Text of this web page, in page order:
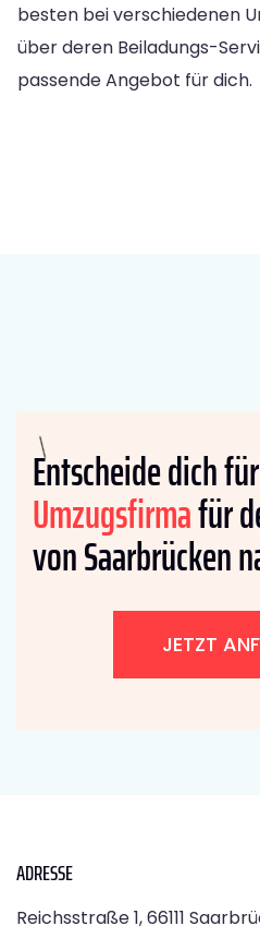
besten bei verschiedenen
über deren Beiladungs-
passende Angebot für dich.
Entscheide dich
Umzugsfirmafür
von Saarbrücken
JETZT
ADRESSE
Reichsstraße 1, 66111